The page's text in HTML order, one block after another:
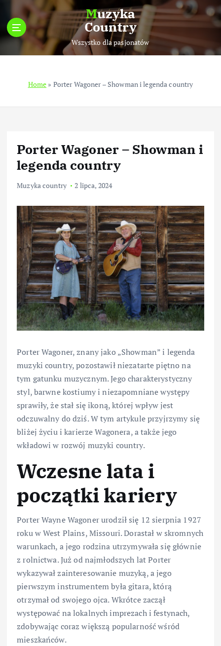
p
t
Muzyka
Country
Wszystko dla pasjonatów
Home » Porter Wagoner – Showman i legenda country
Porter Wagoner – Showman i
legenda country
Muzyka country 2 lipca, 2024
Porter Wagoner, znany jako „Showman” i legenda
muzyki country, pozostawił niezatarte piętno na
tym gatunku muzycznym. Jego charakterystyczny
styl, barwne kostiumy i niezapomniane występy
sprawiły, że stał się ikoną, której wpływ jest
odczuwalny do dziś. W tym artykule przyjrzymy się
bliżej życiu i karierze Wagonera, a także jego
wkładowi w rozwój muzyki country.
Wczesne lata i
początki kariery
Porter Wayne Wagoner urodził się 12 sierpnia 1927
roku w West Plains, Missouri. Dorastał w skromnych
warunkach, a jego rodzina utrzymywała się głównie
z rolnictwa. Już od najmłodszych lat Porter
wykazywał zainteresowanie muzyką, a jego
pierwszym instrumentem była gitara, którą
otrzymał od swojego ojca. Wkrótce zaczął
występować na lokalnych imprezach i festynach,
zdobywając coraz większą popularność wśród
mieszkańców.